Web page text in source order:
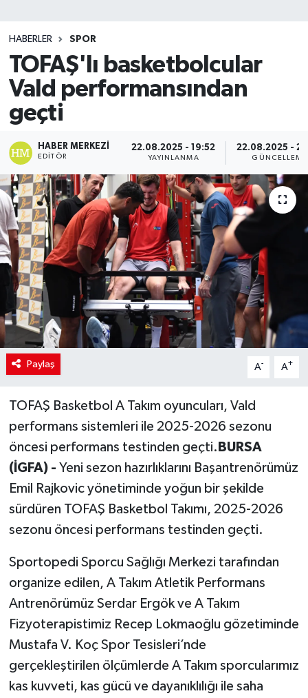
HABERLER SPOR
TOFAŞ'lı basketbolcular
Vald performansından
geçti
HABER MERKEZI
EDITÖR
22.08.2025 - 19:52
YAYINLANMA
22.08.2025 -
GÜNCELLEME
Paylaş A- A+
TOFAŞ Basketbol A Takım oyuncuları, Vald
performans sistemleri ile 2025-2026 sezonu
öncesi performans testinden geçti. BURSA
(İGFA) - Yeni sezon hazırlıklarını Başantrenörümüz
Emil Rajkovic yönetiminde yoğun bir şekilde
sürdüren TOFAŞ Basketbol Takımı, 2025-2026
sezonu öncesi performans testinden geçti.
Sportopedi Sporcu Sağlığı Merkezi tarafından
organize edilen, A Takım Atletik Performans
Antrenörümüz Serdar Ergök ve A Takım
Fizyoterapistimiz Recep Lokmaoğlu gözetiminde
Mustafa V. Koç Spor Tesisleri’nde
gerçekleştirilen ölçümlerde A Takım sporcularımız
kas kuvveti, kas gücü ve dayanıklılığı ile saha
Teknoloji
TRABZON